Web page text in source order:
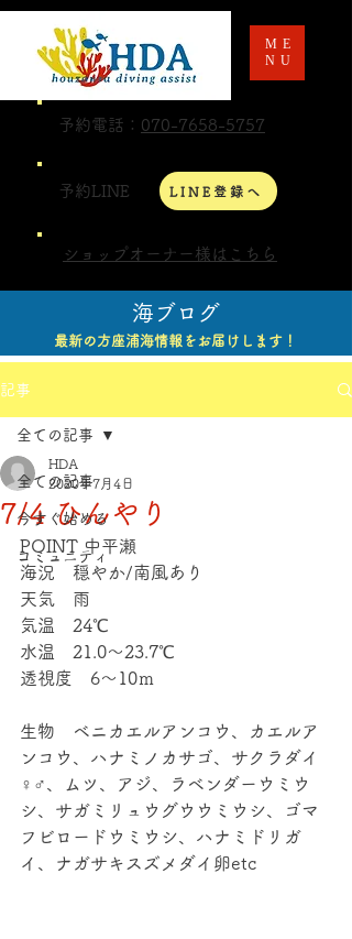
予約電話： 070-7658-5757
予約LINE LINE登録へ
ショップオーナー様はこちら
ME
NU
海ブログ
最新の方座浦海情報をお届けします！
記事
全ての記事
今すぐ始める
コミュニティ
全ての記事
7/4 ひんやり
HDA
2020年7月4日
POINT 中平瀬
海況　穏やか/南風あり
天気　雨
気温　24℃
水温　21.0～23.7℃
透視度　6～10ｍ
生物　ベニカエルアンコウ、カエルア
ンコウ、ハナミノカサゴ、サクラダイ
♀♂、ムツ、アジ、ラベンダーウミウ
シ、サガミリュウグウウミウシ、ゴマ
フビロードウミウシ、ハナミドリガ
イ、ナガサキスズメダイ卵etc